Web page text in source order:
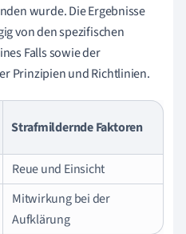
wurde. Die Ergebnisse
von den spezifischen
Falls sowie der
Prinzipien und Richtlinien.
Strafmildernde Faktoren
Reue und Einsicht
Mitwirkung bei der
Aufklärung